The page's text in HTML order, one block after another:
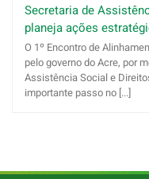
Secretaria de
planeja ações
O 1º Encontro de
pelo governo do Acre, por
Assistência Social e
importante passo no [...]